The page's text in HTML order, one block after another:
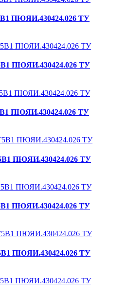
ПЮЯИ.430424.026 ТУ
ПЮЯИ.430424.026 ТУ
ПЮЯИ.430424.026 ТУ
ПЮЯИ.430424.026 ТУ
ПЮЯИ.430424.026 ТУ
ПЮЯИ.430424.026 ТУ